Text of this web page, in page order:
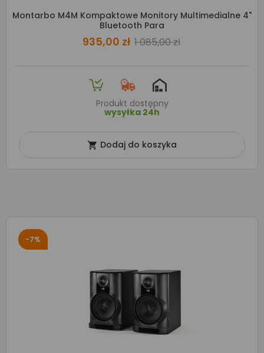
Montarbo M4M Kompaktowe Monitory Multimedialne 4"
Bluetooth Para
935,00 zł 1 085,00 zł
Produkt dostępny
wysyłka 24h
 Dodaj do koszyka
-7%